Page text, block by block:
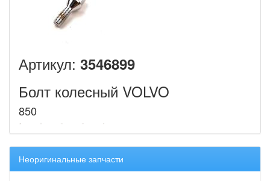
Артикул: 3546899
Болт колесный VOLVO
850
Неоригинальные запчасти